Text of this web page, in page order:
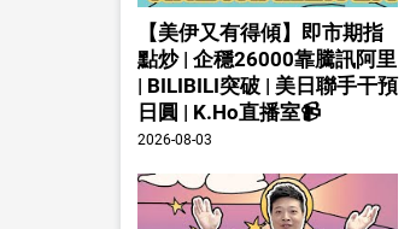
【美伊又有得傾】即市期指
點炒 | 企穩26000靠騰訊阿里
| BILIBILI突破 | 美日聯手干預
日圓 | K.Ho直播室📹
2026-08-03